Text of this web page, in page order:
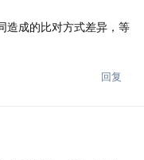
造成的比对方式差异，等
回复